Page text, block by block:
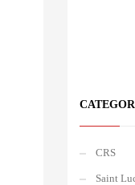
CRS
Saint